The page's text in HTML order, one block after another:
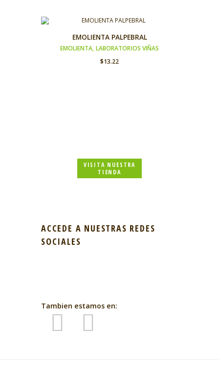
EMOLIENTA PALPEBRAL
EMOLIENTA, LABORATORIOS VIÑAS
$13.22
VISITA NUESTRA
TIENDA
ACCEDE A NUESTRAS REDES
SOCIALES
Tambien estamos en: